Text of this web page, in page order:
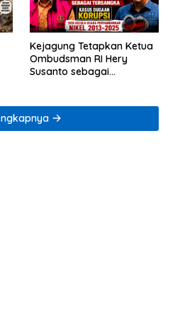
Kejagung Tetapkan Ketua
Ombudsman RI Hery
Susanto sebagai
Tambang Nikel